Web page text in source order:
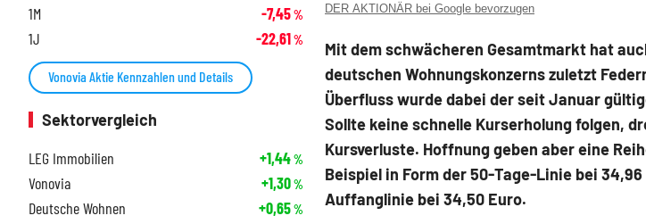
DER AKTIONÄR bei Google bevorzugen
Mit dem schwächeren Gesamtmarkt hat
deutschen Wohnungskonzerns zuletzt
Überfluss wurde dabei der seit Januar
Sollte keine schnelle Kurserholung folgen,
Kursverluste. Hoffnung geben aber eine
Beispiel in Form der 50-Tage-Linie bei
Auffanglinie bei 34,50 Euro.
1M -7,45%
1J -22,61%
Vonovia Aktie Kennzahlen und Details
Sektorvergleich
LEG Immobilien
+1,44%
Vonovia +1,30%
Deutsche Wohnen +0,65%